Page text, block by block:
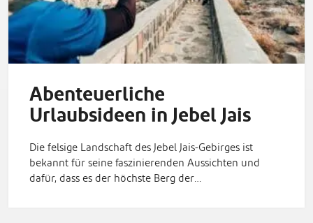
Abenteuerliche
Urlaubsideen in Jebel Jais
Die felsige Landschaft des Jebel Jais-Gebirges ist
bekannt für seine faszinierenden Aussichten und
dafür, dass es der höchste Berg der…